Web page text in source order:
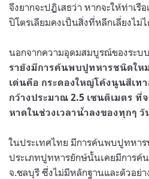
จึงยากจะปฏิเสธว่า หากจะให้ท่าเ
ปิโตรเลียมคงเป็นสิ่งที่หลีกเลี่ยงไม่
นอกจากความอุดมสมบูรณ์ของระบ
รายังมีการค้นพบปูทหารชนิดให
เด่นคือ กระดองใหญ่โค้งนูนสีเท
กว้างประมาณ 2.5 เซนติเมตร ที่
หาดในช่วงเวลาน้ำลงของทุกๆ วั
ในประเทศไทย มีการค้นพบปูทหา
ประเภทปูทหารยักษ์นั้นเคยมีการค้
จ.ชลบุรี ซึ่งไม่มีหลักฐานและตัวอย่